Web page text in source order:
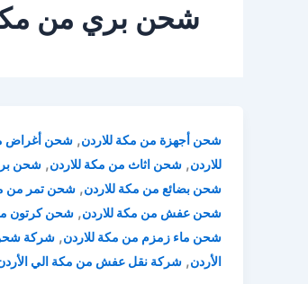
شحن بري من
شحن أجهزة من مكة للاردن, شحن أغراض
للاردن, شحن اثاث من مكة للاردن, شحن
شحن بضائع من مكة للاردن, شحن تمر من
شحن عفش من مكة للاردن, شحن كرتون
شحن ماء زمزم من مكة للاردن, شركة
الأردن, شركة نقل عفش من مكة الي